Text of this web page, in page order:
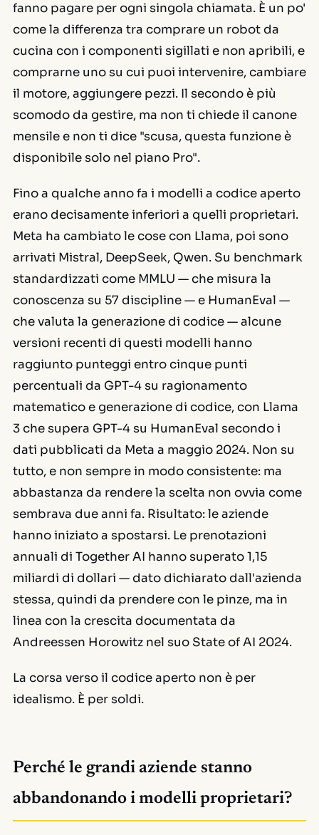
fanno pagare per ogni singola chiamata. È un po'
come la differenza tra comprare un robot da
cucina con i componenti sigillati e non apribili, e
comprarne uno su cui puoi intervenire, cambiare
il motore, aggiungere pezzi. Il secondo è più
scomodo da gestire, ma non ti chiede il canone
mensile e non ti dice "scusa, questa funzione è
disponibile solo nel piano Pro".
Fino a qualche anno fa i modelli a codice aperto
erano decisamente inferiori a quelli proprietari.
Meta ha cambiato le cose con Llama, poi sono
arrivati Mistral, DeepSeek, Qwen. Su benchmark
standardizzati come MMLU — che misura la
conoscenza su 57 discipline — e HumanEval —
che valuta la generazione di codice — alcune
versioni recenti di questi modelli hanno
raggiunto punteggi entro cinque punti
percentuali da GPT-4 su ragionamento
matematico e generazione di codice, con Llama
3 che supera GPT-4 su HumanEval secondo i
dati pubblicati da Meta a maggio 2024. Non su
tutto, e non sempre in modo consistente: ma
abbastanza da rendere la scelta non ovvia come
sembrava due anni fa. Risultato: le aziende
hanno iniziato a spostarsi. Le prenotazioni
annuali di Together AI hanno superato 1,15
miliardi di dollari — dato dichiarato dall'azienda
stessa, quindi da prendere con le pinze, ma in
linea con la crescita documentata da
Andreessen Horowitz nel suo State of AI 2024.
La corsa verso il codice aperto non è per
idealismo. È per soldi.
Perché le grandi aziende stanno
abbandonando i modelli proprietari?